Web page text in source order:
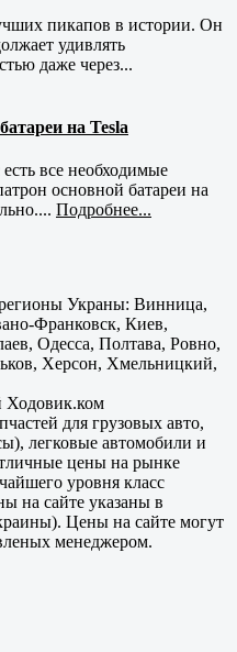
пикапов в истории. Он
удивлять
даже через...
на Tesla
все необходимые
основной батареи на
Подробнее...
Украны: Винница,
Франковск, Киев,
Одесса, Полтава, Ровно,
Херсон, Хмельницкий,
Ходовик.ком
для грузовых авто,
легковые автомобили и
цены на рынке
уровня класс
на сайте указаны в
Цены на сайте могут
менеджером.